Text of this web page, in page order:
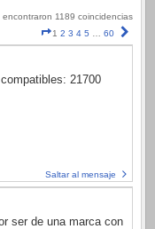
encontraron 1189 coincidencias
Página
1
1 2 3 4 5 60
21700
Saltar al mensaje
ser de una marca con